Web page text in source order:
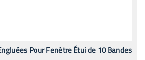
Pour Fenêtre Étui de 10 Bandes